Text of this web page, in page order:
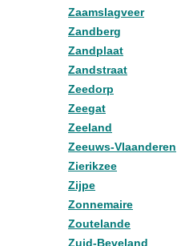
Zaamslagveer
Zandberg
Zandplaat
Zandstraat
Zeedorp
Zeegat
Zeeland
Zeeuws-Vlaanderen
Zierikzee
Zijpe
Zonnemaire
Zoutelande
Zuid-Beveland